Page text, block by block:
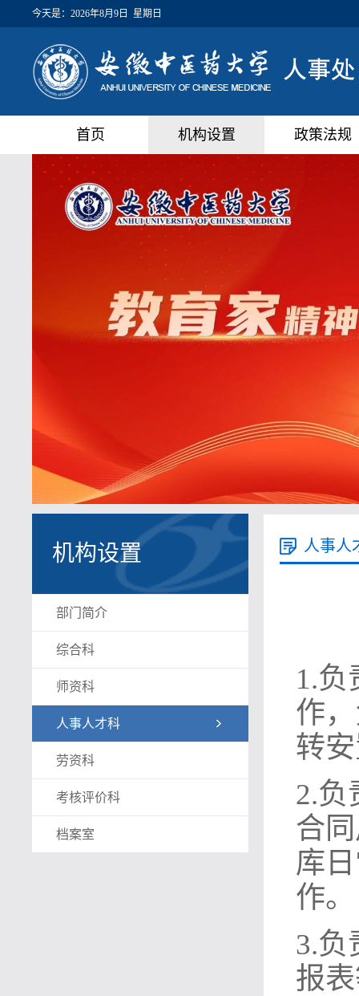
今天是： 2026年8月9日 星期日
首页 机构设置 政策法规
机构设置
部门简介
综合科
师资科
人事人才科
劳资科
考核评价科
档案室
人事人
1.
作
转
2.负
合
库
作。
3.负
报